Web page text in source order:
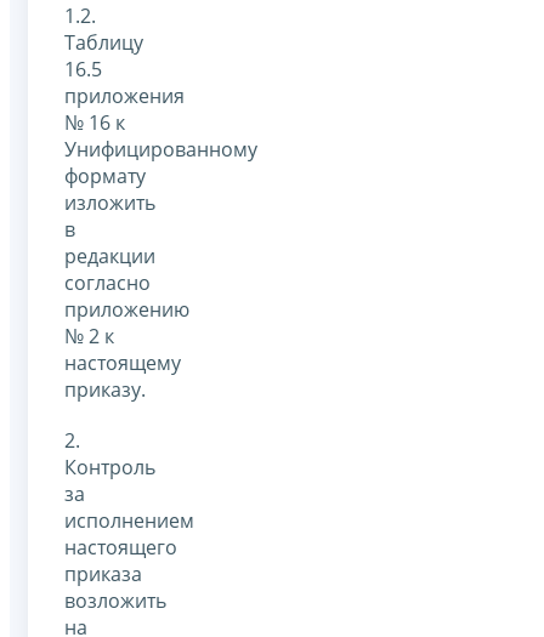
1.2.
Таблицу
16.5
приложения
№ 16 к
Унифицированному
формату
изложить
в
редакции
согласно
приложению
№ 2 к
настоящему
приказу.
2.
Контроль
за
исполнением
настоящего
приказа
возложить
на